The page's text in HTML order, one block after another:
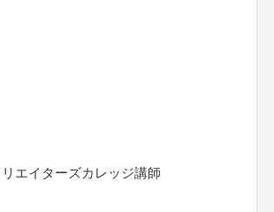
エイターズカレッジ講師